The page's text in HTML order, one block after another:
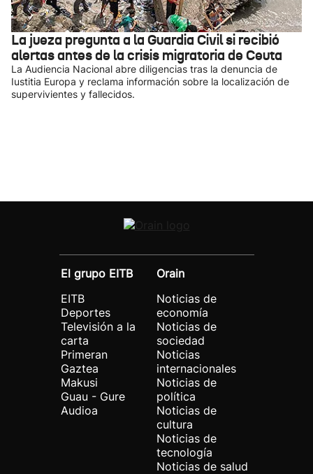
La jueza pregunta a la Guardia Civil si recibió
alertas antes de la crisis migratoria de Ceuta
La Audiencia Nacional abre diligencias tras la denuncia de
Iustitia Europa y reclama información sobre la localización de
supervivientes y fallecidos.
El grupo EITB
EITB
Deportes
Televisión a la
carta
Primeran
Gaztea
Makusi
Guau - Gure
Audioa
Orain
Noticias de
economía
Noticias de
sociedad
Noticias
internacionales
Noticias de
política
Noticias de
cultura
Noticias de
tecnología
Noticias de salud